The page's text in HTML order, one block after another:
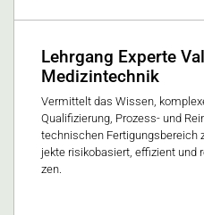
Lehrgang Experte
Medizintechnik
Ver­mit­telt das Wis­sen,
Qua­li­fi­zie­rung, Pro­zess- und
tech­ni­schen Fer­ti­gungs­be­reich
jek­te ri­si­ko­ba­siert, ef­fi­zi­ent
zen.